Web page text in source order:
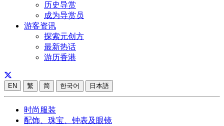
历史导赏
成为导赏员
游客资讯
探索元创方
最新热话
游历香港
EN 繁 简 한국어 日本語
时尚服装
配饰、珠宝、钟表及眼镜